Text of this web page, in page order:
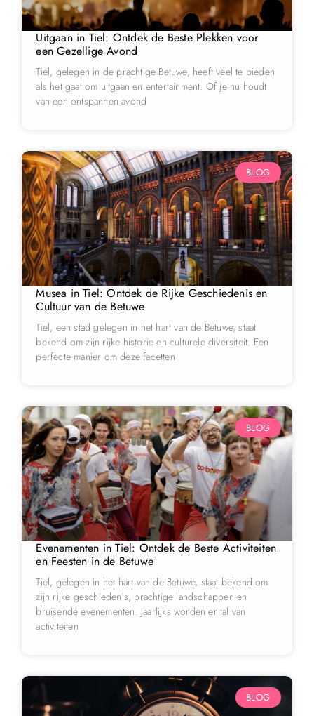
Uitgaan in Tiel: Ontdek de Beste Plekken voor
een Gezellige Avond
Tiel, gelegen in de prachtige Betuwe, heeft veel te bieden
als het gaat om uitgaan en entertainment. Of je nu houdt
van een ontspannen avond
BLOG
Musea in Tiel: Ontdek de Rijke Geschiedenis en
Cultuur van de Betuwe
Tiel, een stad gelegen in het hart van de Betuwe, staat
bekend om zijn rijke historie en culturele diversiteit. Een
perfecte manier om deze facetten
BLOG
Evenementen in Tiel: Ontdek de Beste Activiteiten
en Feesten in de Betuwe
Tiel, gelegen in het hart van de Betuwe, staat bekend om
zijn rijke geschiedenis, prachtige landschappen en
bruisende evenementen. Jaarlijks worden er tal van
activiteiten
BLOG